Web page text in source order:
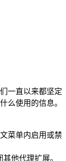
一直以来都坚定
么使用的信息。
菜单内启用或禁
他代理扩展。